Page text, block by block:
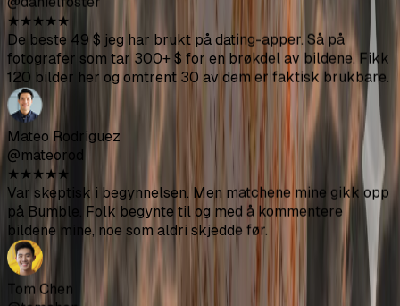
Tom Chen
@tomchen
★★★★★
Bildene ser overraskende naturlige ut. Vennene mine
trodde jeg bare hadde ansatt noen for en uformell
fotografering. Naturalitetsscore-greia er faktisk nyttig -
jeg brukte bare de over 85.
Daniel Kim
@danielkim
★★★★★
Tok omtrent 25 minutter totalt. Oppdaterte alle appene
mine med de nye bildene og la merke til en forskjell innen
et par dager. Samtalene er også av bedre kvalitet på en
eller annen måte.